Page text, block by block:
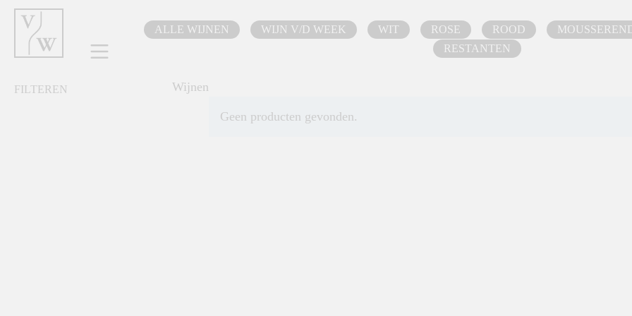
Ga naar de hoofdnavigatie
ALLE WIJNEN WIJN V/D WEEK WIT ROSE ROOD
RESTANTEN
FILTEREN Wijnen
Geen producten gevonden.